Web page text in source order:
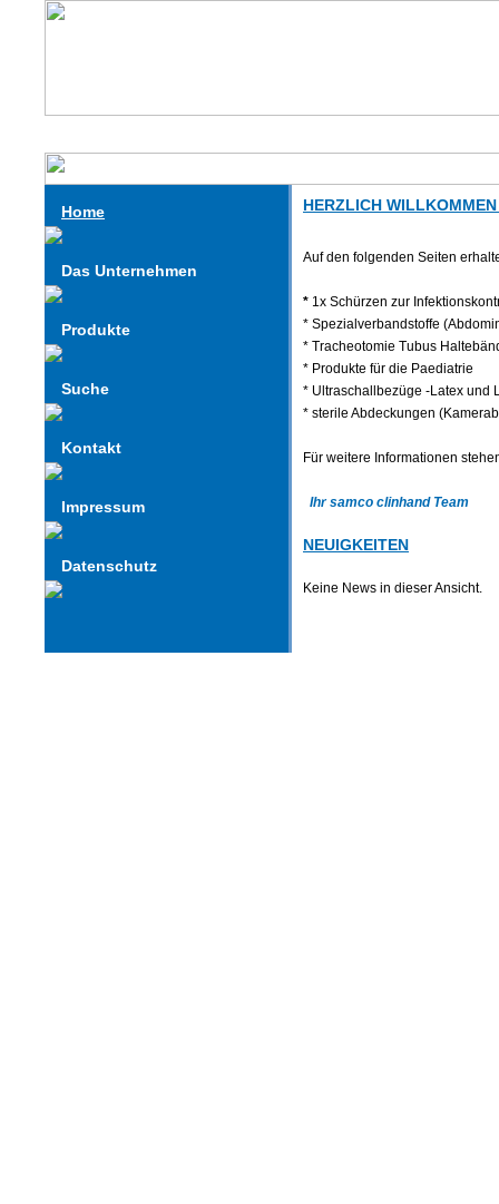
Home
Das Unternehmen
Produkte
Suche
Kontakt
Impressum
Datenschutz
HERZLICH
Auf den folgenden Seiten
* 1x Schürzen zur
* Spezialverbandstoffe
* Tracheotomie Tubus
* Produkte für die Paediatrie
* Ultraschallbezüge -Latex und
* sterile Abdeckungen
Für weitere Informationen
Ihr samco clinhand Team
NEUIGKEITEN
Keine News in dieser Ansicht.